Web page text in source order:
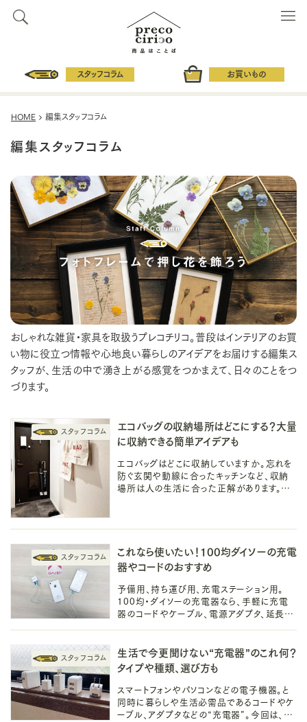
スタッフコラム お買いもの
HOME 編集スタッフコラム
編集スタッフコラム
おしゃれな雑貨・家具を取扱うプレコチリコ。普段はインテリアのお買
い物に役立つ情報や心地良い暮らしのアイデアをお届けする編集ス
タッフが、生活の中で湧き上がる感覚をつかまえて、日々のことをつ
づります。
エコバッグの収納場所はどこにする？大量
に収納できる簡単アイデアも
エコバッグはどこに収納していますか。忘れを
防ぐ玄関や動線に合ったキッチンなど、収納
場所は人の生活に合った正解があります。今
これなら使いたい！100均ダイソーの充電
器やコードのおすすめ
予備用、持ち運び用、充電ステーション用。
100均・ダイソーの充電器なら、手軽に充電
器のコードやケーブル、電源アダプタ、延長コ
生活で今更聞けない“充電器”のこれ何？
タイプや種類、選び方も
スマートフォンやパソコンなどの電子機器。と
同時に暮らしや生活必需品であるコードやケ
ーブル、アダプタなどの“充電器”。今回は、そ